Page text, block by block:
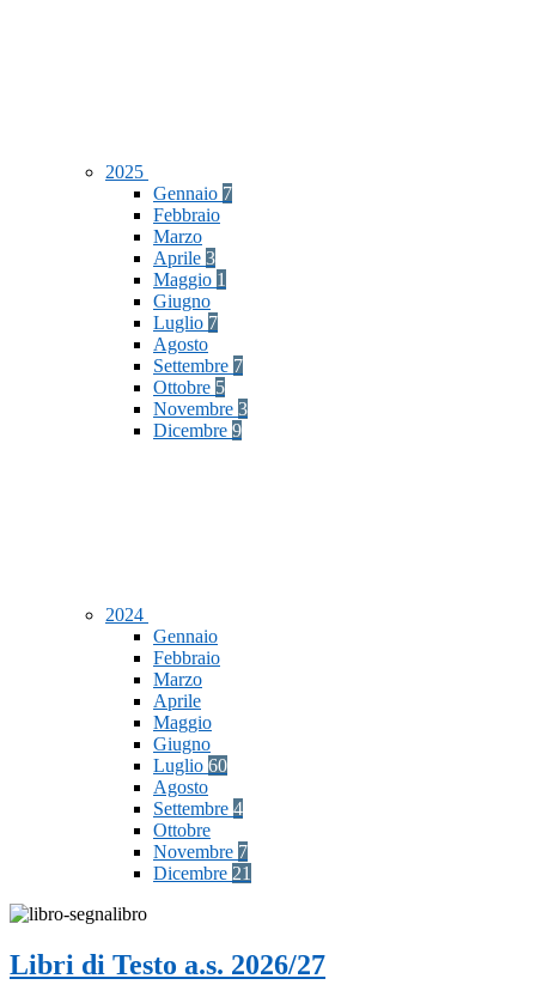
2025
Gennaio 7
Febbraio
Marzo
Aprile 3
Maggio 1
Giugno
Luglio 7
Agosto
Settembre 7
Ottobre 5
Novembre 3
Dicembre 9
2024
Gennaio
Febbraio
Marzo
Aprile
Maggio
Giugno
Luglio 60
Agosto
Settembre 4
Ottobre
Novembre 7
Dicembre 21
Libri di Testo a.s. 2026/27